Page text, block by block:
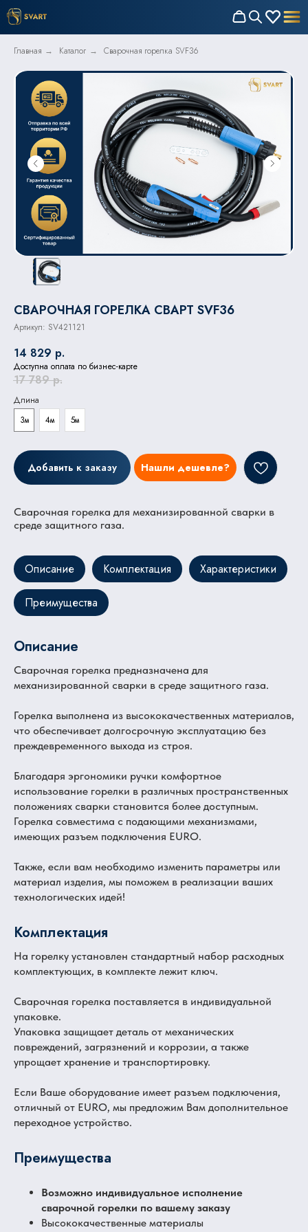
Главная → Каталог → Сварочная горелка SVF36
СВАРОЧНАЯ ГОРЕЛКА СВАРТ SVF36
Артикул: SV421121
14 829 р.
Доступна оплата по бизнес-карте
17 789 р.
Длина
3м
4м 5м
Добавить к заказу Нашли дешевле?
Сварочная горелка для механизированной сварки в
среде защитного газа.
Описание Комплектация Характеристики
Преимущества
Описание
Сварочная горелка предназначена для
механизированной сварки в среде защитного газа.
Горелка выполнена из высококачественных материалов,
что обеспечивает долгосрочную эксплуатацию без
преждевременного выхода из строя.
Благодаря эргономики ручки комфортное
использование горелки в различных пространственных
положениях сварки становится более доступным.
Горелка совместима с подающими механизмами,
имеющих разъем подключения EURO.
Также, если вам необходимо изменить параметры или
материал изделия, мы поможем в реализации ваших
технологических идей!
Комплектация
На горелку установлен стандартный набор расходных
комплектующих, в комплекте лежит ключ.
Сварочная горелка поставляется в индивидуальной
упаковке.
Упаковка защищает деталь от механических
повреждений, загрязнений и коррозии, а также
упрощает хранение и транспортировку.
Если Ваше оборудование имеет разъем подключения,
отличный от EURO, мы предложим Вам дополнительное
переходное устройство.
Преимущества
Возможно индивидуальное исполнение
сварочной горелки по вашему заказу
Высококачественные материалы